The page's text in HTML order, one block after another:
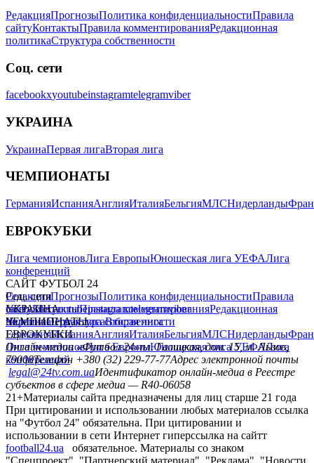
РедакцияПрогнозыПолитика конфиденциальностиПравила
сайтуКонтактыПравила комментированияРедакционная
политикаСтруктура собственности
Соц. сети
facebookxyoutubeinstagramtelegramviber
УКРАИНА
УкраинаПервая лигаВторая лига
ЧЕМПИОНАТЫ
ГерманияИспанияАнглияИталияБельгияМЛСНидерланды
ЕВРОКУБКИ
Лига чемпионовЛига ЕвропыЮношеская лига УЕФАЛига
конференций
САЙТ ФУТБОЛ 24
РедакцияПрогнозыПолитика конфиденциальностиПравила
сайтуКонтактыПравила комментированияРедакционная
политикаСтруктура собственности
Соц. сети
facebookxyoutubeinstagramtelegramviber
УКРАИНА
УкраинаПервая лигаВторая лига
ЧЕМПИОНАТЫ
ГерманияИспанияАнглияИталияБельгияМЛСНидерланды
ЕВРОКУБКИ
Лига чемпионовЛига ЕвропыЮношеская лига УЕФАЛига
конференций
Онлайн-медиа «Футбол 24»пл. Галицкая, дом. 15, м. Львов,
79008Телефон +380 (32) 229-77-77Адрес электронной почты
legal@24tv.com.uaИдентификатор онлайн-медиа в Реестре
субъектов в сфере медиа — R40-06058
21+Материалы сайта предназначены для лиц старше 21 года
При цитировании и использовании любых материалов ссылка
на "Футбол 24" обязательна. При цитировании и
использовании в сети Интернет гиперссылка на сайтт
football24.ua
обязательное. Материалы со знаком
"Спецпроект", "Партнерский материал", "Реклама", "Новости